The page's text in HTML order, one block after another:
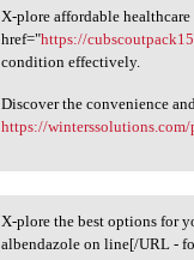
X-plore affordable
href="https://
condition effectively.
Discover the convenience
https://
X-plore the best
X-plore the best options for
albendazole on line[/URL -